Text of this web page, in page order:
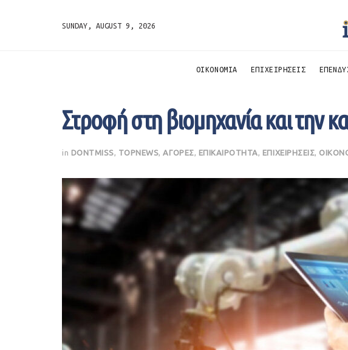
SUNDAY, AUGUST 9, 2026
ΟΙΚΟΝΟΜΙΑ ΕΠΙΧΕΙΡΗΣΕΙΣ
Στροφή στη βιομηχανία και την
in DONTMISS TOPNEWS ΑΓΟΡΕΣ ΕΠΙΚΑΙΡΟΤΗΤΑ ΕΠΙΧΕΙΡΗΣΕΙΣ